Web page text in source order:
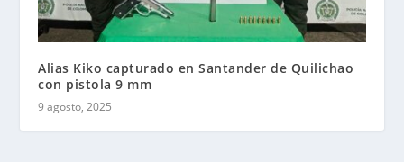
Alias Kiko capturado en Santander de Quilichao
con pistola 9 mm
9 agosto, 2025